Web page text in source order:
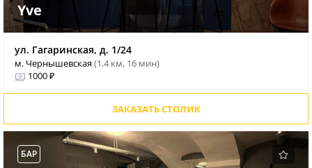
Yve
ул. Гагаринская, д. 1/24
м. Чернышевская(1.4 км, 16 мин)
1000 ₽
ЗАКАЗАТЬ СТОЛИК
БАР